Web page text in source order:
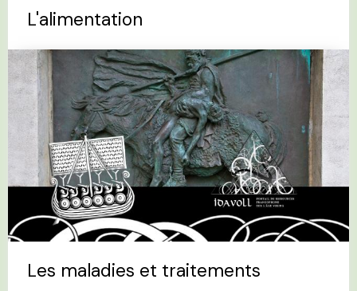
L'alimentation
Les maladies et traitements